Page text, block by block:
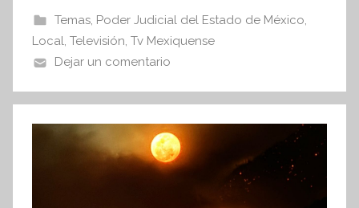
I
n
r
m
a
t
b
o
o
k
A
p
p
Temas, Poder Judicial del Estado de México,
Local, Televisión, Tv Mexiquense
Dejar un comentario